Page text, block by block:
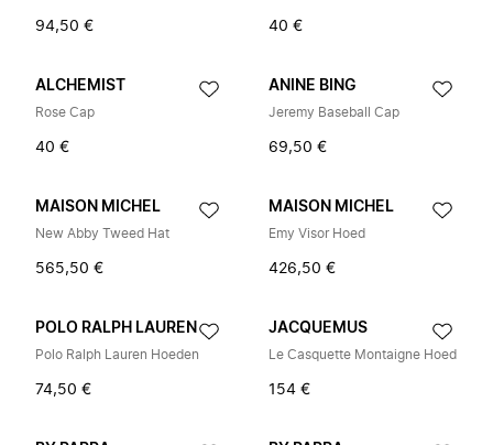
94,50 € 40 €
ALCHEMIST
Rose Cap
40 €
ANINE BING
Jeremy Baseball Cap
69,50 €
MAISON MICHEL
New Abby Tweed Hat
565,50 €
MAISON MICHEL
Emy Visor Hoed
426,50 €
POLO RALPH LAUREN
Polo Ralph Lauren Hoeden
74,50 €
JACQUEMUS
Le Casquette Montaigne Hoed
154 €